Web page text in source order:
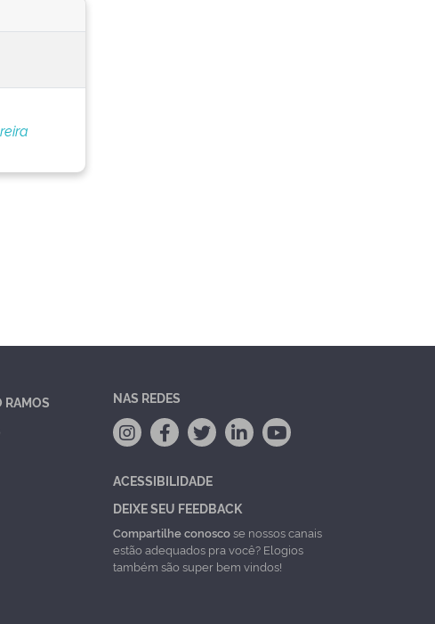
RAMOS
NAS REDES
ACESSIBILIDADE
DEIXE SEU FEEDBACK
Compartilhe conoscose nossos canais
estão adequados pra você? Elogios
também são super bem vindos!